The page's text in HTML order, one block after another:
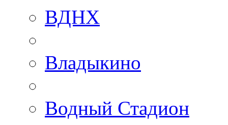
ВДНХ
Владыкино
Водный Стадион